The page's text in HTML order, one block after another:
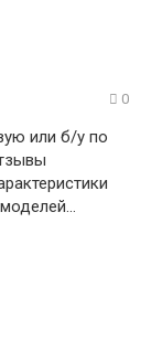
0
или б/у по